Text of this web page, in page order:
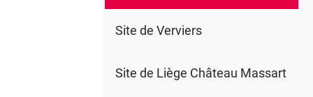
Site de Verviers
Site de Liège Château Massart